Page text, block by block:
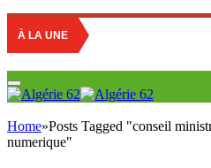
À LA UNE
Home»Posts Tagged "conseil
numerique"